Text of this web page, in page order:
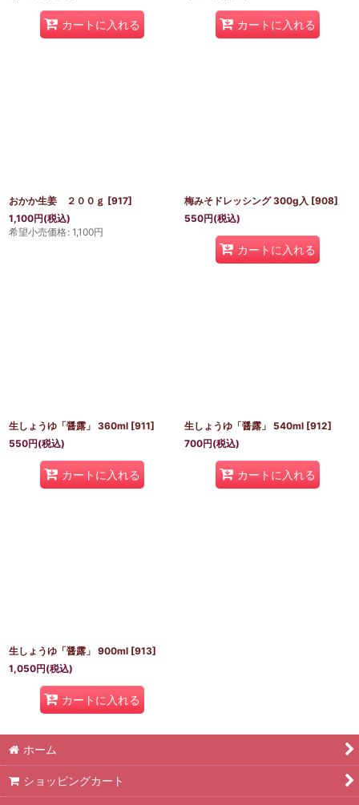
カートに入れる カートに入れる
おかか生姜 ２００ｇ [917]
1,100円(税込)
希望小売価格: 1,100円
梅みそドレッシング 300g入 [908]
550円(税込)
カートに入れる
生しょうゆ「醤露」 360ml [911]
550円(税込)
カートに入れる
生しょうゆ「醤露」 540ml [912]
700円(税込)
カートに入れる
生しょうゆ「醤露」 900ml [913]
1,050円(税込)
カートに入れる
ホーム
ショッピングカート